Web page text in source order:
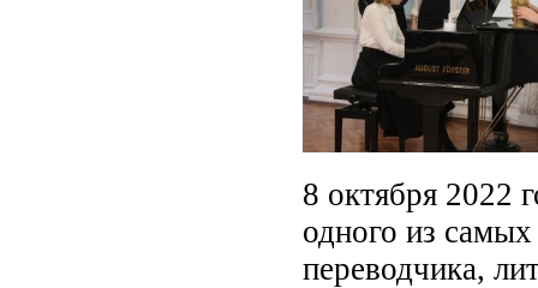
8 октября 2022
одного из
переводчика,